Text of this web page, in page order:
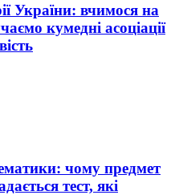
України: вчимося на
кумедні асоціації
чому предмет
тест, які